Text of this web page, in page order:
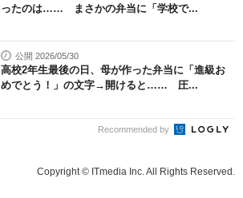
ったのは…… まさかの弁当に「学校で...
公開 2026/05/30
高校2年生最後の日、母が作った弁当に「進級お
めでとう！」の文字→開けると…… 圧...
Recommended by
Copyright © ITmedia Inc. All Rights Reserved.